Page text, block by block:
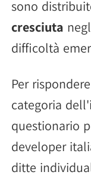
sono
cresciuta
difficoltà
Per
categoria
questionario
developer
ditte